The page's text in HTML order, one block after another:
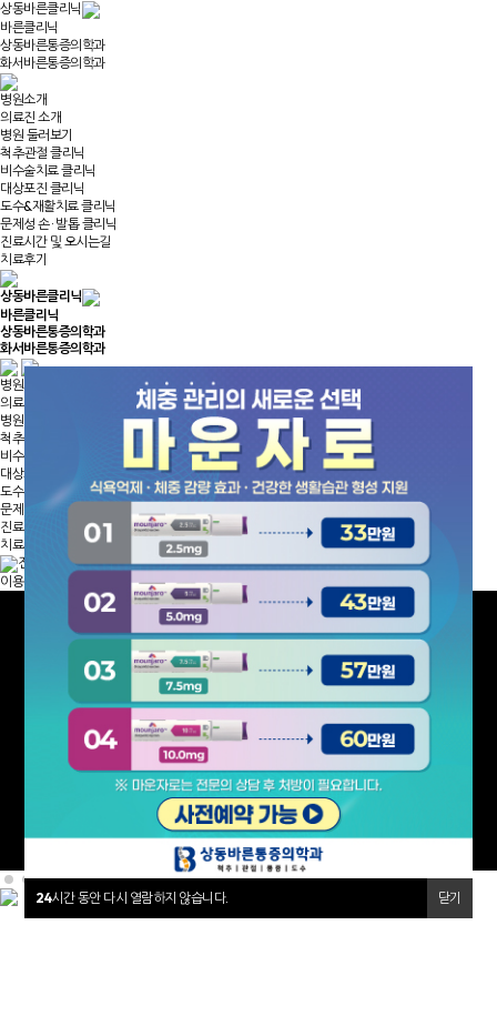
24시간 동안 다시 열람하지 않습니다. 닫기
상동바른클리닉
바른클리닉
상동바른통증의학과
화서바른통증의학과
병원소개
의료진 소개
병원 둘러보기
척추·관절 클리닉
비수술치료 클리닉
대상포진 클리닉
도수&재활치료 클리닉
문제성 손 · 발톱 클리닉
진료시간 및 오시는길
치료후기
상동바른클리닉
바른클리닉
상동바른통증의학과
화서바른통증의학과
병원소개
의료진 소개
병원 둘러보기
척추·관절 클리닉
비수술치료 클리닉
대상포진 클리닉
도수&재활치료 클리닉
문제성 손 · 발톱 클리닉
진료시간 및 오시는길
치료후기
전화문의
네이버예약
이용약관
개인정보취급방침비급여 진료비 안내